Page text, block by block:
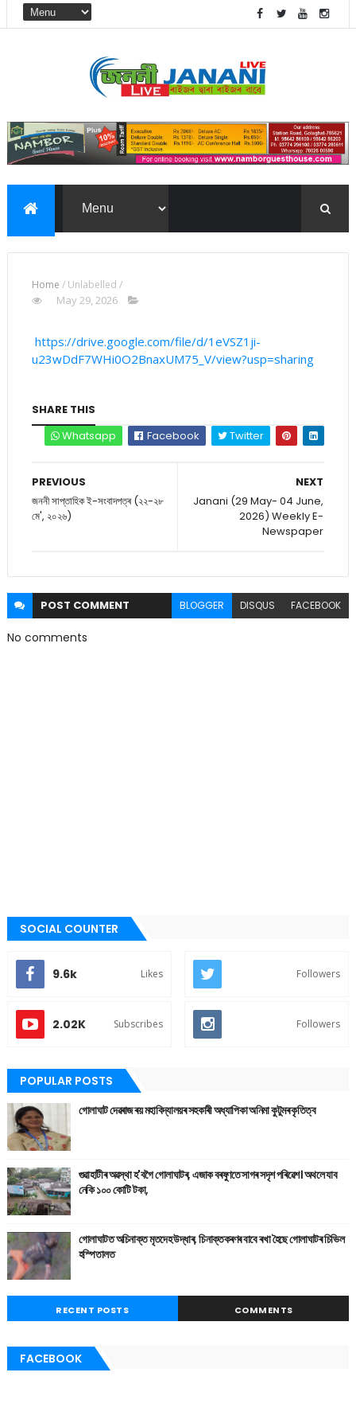
Home /Unlabelled /
May 29, 2026
https://drive.google.com/file/d/1eVSZ1ji-
u23wDdF7WHi0O2BnaxUM75_V/view?usp=sharing
SHARE THIS
Whatsapp
Facebook Twitter
NEXT
Janani (29 May- 04 June,
2026) Weekly E-
Newspaper
PREVIOUS
জননী সাপ্তাহিক ই-সংবাদপত্ৰ (২২-২৮
মে', ২০২৬)
POST COMMENT BLOGGER DISQUS FACEBOOK
No comments
SOCIAL COUNTER
9.6k Likes Followers
2.02K Subscribes Followers
POPULAR POSTS
গোলাঘাট দেৱৰাজ ৰয় মহাবিদ্যালয়ৰ সহকাৰী অধ্যাপিকা অনিমা কুটুমৰ কৃতিত্ব
গুৱাহাটীৰ অৱস্থা হ'বগৈ গোলাঘাটৰ, এজাক বৰষুণতে সাগৰ সদৃশ পৰিৱেশ। অথলে যাব
নেকি ১০০ কোটি টকা,
গোলাঘাটত অচিনাক্ত মৃতদেহ উদ্ধাৰ, চিনাক্তকৰণৰ বাবে ৰখা হৈছে গোলাঘাটৰ চিভিল
হস্পিতালত
RECENT POSTS COMMENTS
FACEBOOK